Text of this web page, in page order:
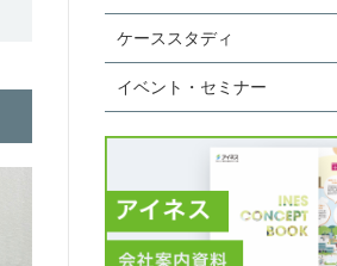
ケーススタディ
イベント・セミナー